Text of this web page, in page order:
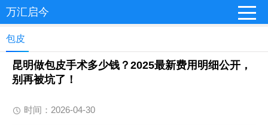
万汇启今
包皮
昆明做包皮手术多少钱？2025最新费用明细公开，
别再被坑了！
时间：2026-04-30